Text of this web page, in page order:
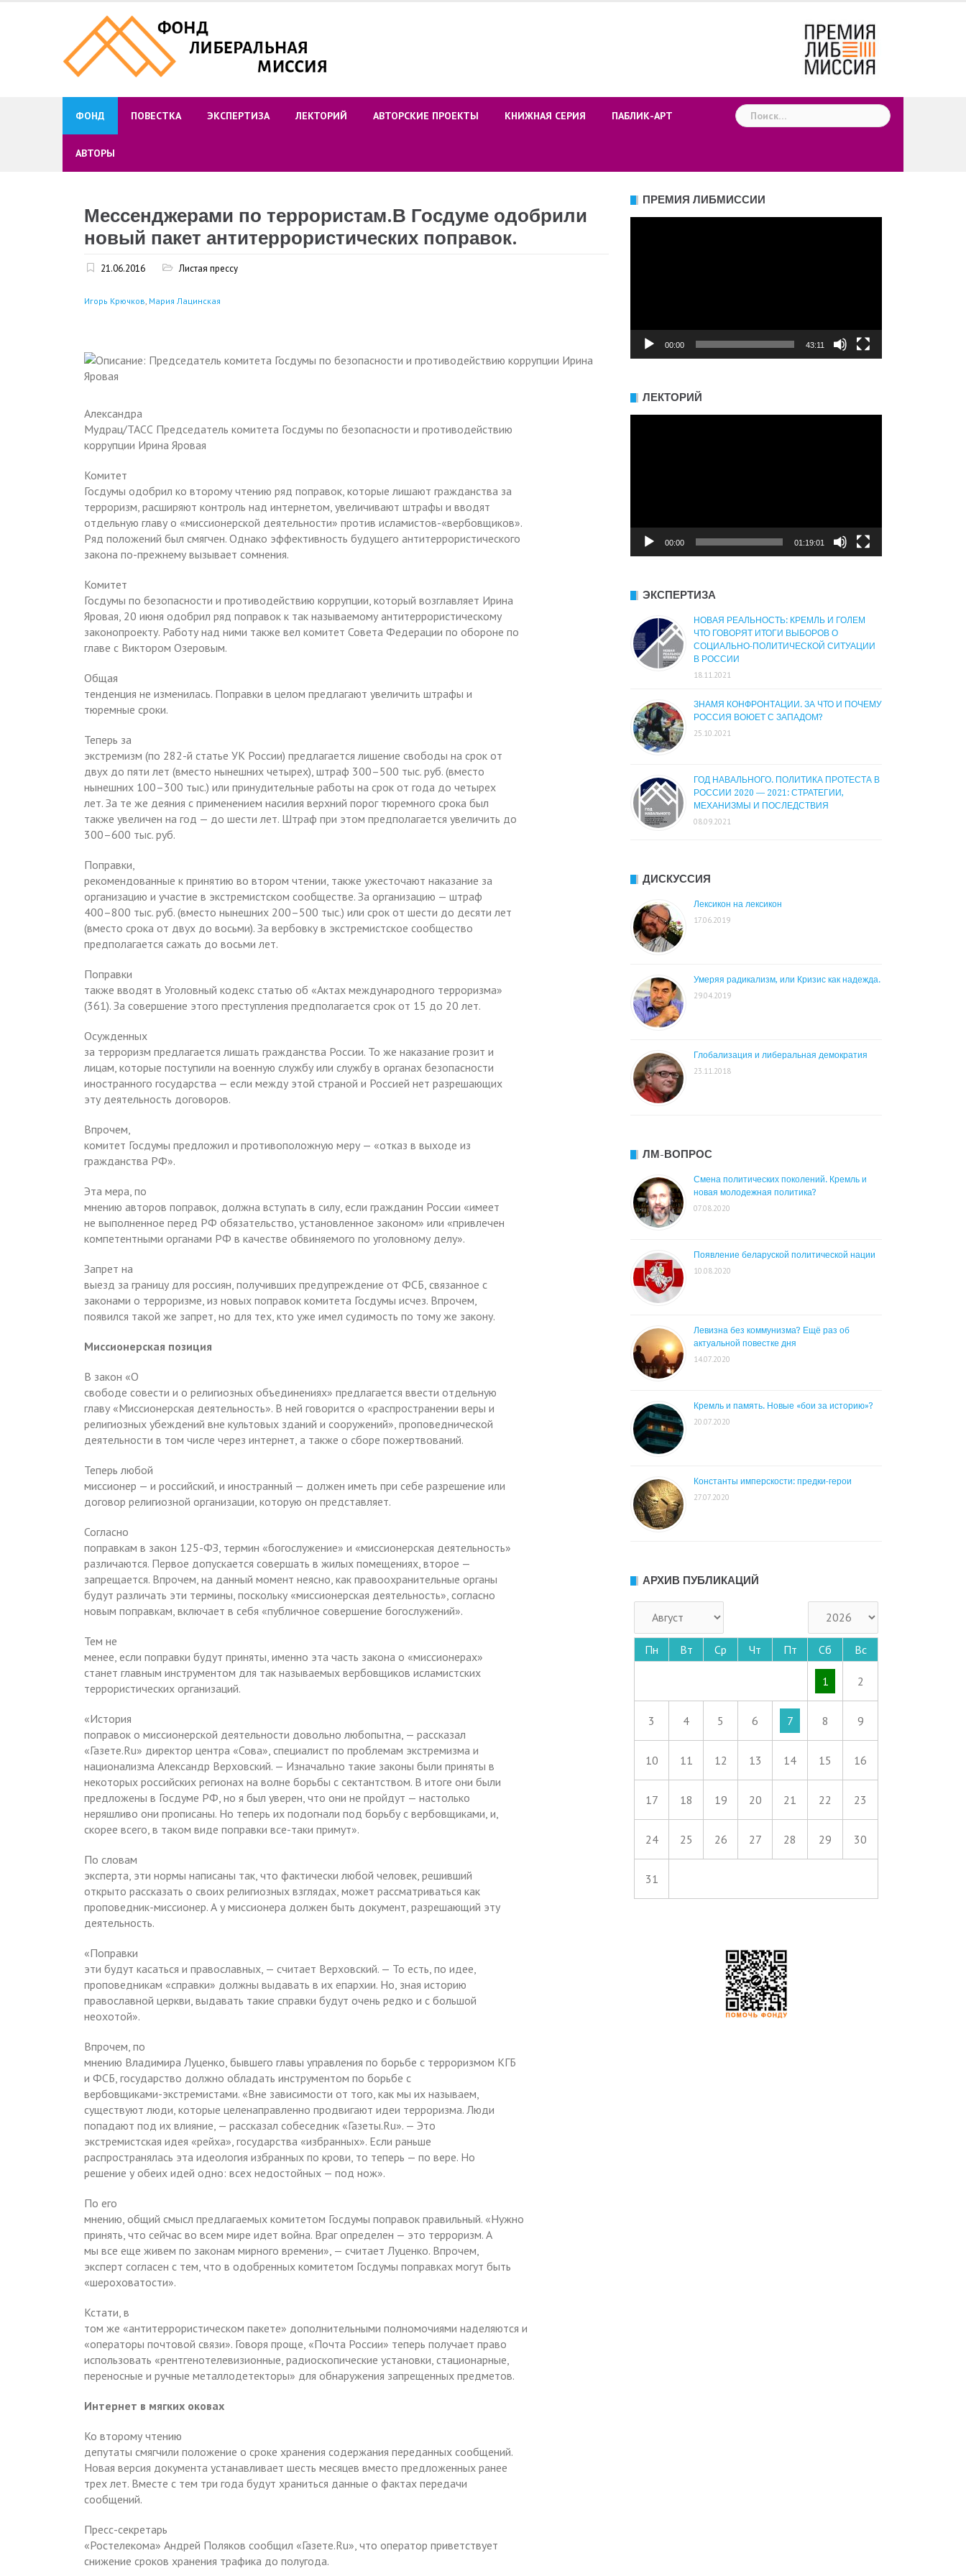
ФОНД ПОВЕСТКА ЭКСПЕРТИЗА ЛЕКТОРИЙ АВТОРСКИЕ ПРОЕКТЫ КНИЖНАЯ СЕРИЯ ПАБЛИК-АРТ
АВТОРЫ
Найти:
Мессенджерами по террористам.В Госдуме одобрили
новый пакет антитеррористических поправок.
21.06.2016 Листая прессу
Игорь Крючков, Мария Лацинская
Александра
Мудрац/ТАСС Председатель комитета Госдумы по безопасности и противодействию
коррупции Ирина Яровая
Комитет
Госдумы одобрил ко второму чтению ряд поправок, которые лишают гражданства за
терроризм, расширяют контроль над интернетом, увеличивают штрафы и вводят
отдельную главу о «миссионерской деятельности» против исламистов-«вербовщиков».
Ряд положений был смягчен. Однако эффективность будущего антитеррористического
закона по-прежнему вызывает сомнения.
Комитет
Госдумы по безопасности и противодействию коррупции, который возглавляет Ирина
Яровая, 20 июня одобрил ряд поправок к так называемому антитеррористическому
законопроекту. Работу над ними также вел комитет Совета Федерации по обороне по
главе с Виктором Озеровым.
Общая
тенденция не изменилась. Поправки в целом предлагают увеличить штрафы и
тюремные сроки.
Теперь за
экстремизм (по 282-й статье УК России) предлагается лишение свободы на срок от
двух до пяти лет (вместо нынешних четырех), штраф 300–500 тыс. руб. (вместо
нынешних 100–300 тыс.) или принудительные работы на срок от года до четырех
лет. За те же деяния с применением насилия верхний порог тюремного срока был
также увеличен на год — до шести лет. Штраф при этом предполагается увеличить до
300–600 тыс. руб.
Поправки,
рекомендованные к принятию во втором чтении, также ужесточают наказание за
организацию и участие в экстремистском сообществе. За организацию — штраф
400–800 тыс. руб. (вместо нынешних 200–500 тыс.) или срок от шести до десяти лет
(вместо срока от двух до восьми). За вербовку в экстремистское сообщество
предполагается сажать до восьми лет.
Поправки
также вводят в Уголовный кодекс статью об «Актах международного терроризма»
(361). За совершение этого преступления предполагается срок от 15 до 20 лет.
Осужденных
за терроризм предлагается лишать гражданства России. То же наказание грозит и
лицам, которые поступили на военную службу или службу в органах безопасности
иностранного государства — если между этой страной и Россией нет разрешающих
эту деятельность договоров.
Впрочем,
комитет Госдумы предложил и противоположную меру — «отказ в выходе из
гражданства РФ».
Эта мера, по
мнению авторов поправок, должна вступать в силу, если гражданин России «имеет
не выполненное перед РФ обязательство, установленное законом» или «привлечен
компетентными органами РФ в качестве обвиняемого по уголовному делу».
Запрет на
выезд за границу для россиян, получивших предупреждение от ФСБ, связанное с
законами о терроризме, из новых поправок комитета Госдумы исчез. Впрочем,
появился такой же запрет, но для тех, кто уже имел судимость по тому же закону.
Миссионерская позиция
В закон «О
свободе совести и о религиозных объединениях» предлагается ввести отдельную
главу «Миссионерская деятельность». В ней говорится о «распространении веры и
религиозных убеждений вне культовых зданий и сооружений», проповеднической
деятельности в том числе через интернет, а также о сборе пожертвований.
Теперь любой
миссионер — и российский, и иностранный — должен иметь при себе разрешение или
договор религиозной организации, которую он представляет.
Согласно
поправкам в закон 125-ФЗ, термин «богослужение» и «миссионерская деятельность»
различаются. Первое допускается совершать в жилых помещениях, второе —
запрещается. Впрочем, на данный момент неясно, как правоохранительные органы
будут различать эти термины, поскольку «миссионерская деятельность», согласно
новым поправкам, включает в себя «публичное совершение богослужений».
Тем не
менее, если поправки будут приняты, именно эта часть закона о «миссионерах»
станет главным инструментом для так называемых вербовщиков исламистских
террористических организаций.
«История
поправок о миссионерской деятельности довольно любопытна, — рассказал
«Газете.Ru» директор центра «Сова», специалист по проблемам экстремизма и
национализма Александр Верховский. — Изначально такие законы были приняты в
некоторых российских регионах на волне борьбы с сектантством. В итоге они были
предложены в Госдуме РФ, но я был уверен, что они не пройдут — настолько
неряшливо они прописаны. Но теперь их подогнали под борьбу с вербовщиками, и,
скорее всего, в таком виде поправки все-таки примут».
По словам
эксперта, эти нормы написаны так, что фактически любой человек, решивший
открыто рассказать о своих религиозных взглядах, может рассматриваться как
проповедник-миссионер. А у миссионера должен быть документ, разрешающий эту
деятельность.
«Поправки
эти будут касаться и православных, — считает Верховский. — То есть, по идее,
проповедникам «справки» должны выдавать в их епархии. Но, зная историю
православной церкви, выдавать такие справки будут очень редко и с большой
неохотой».
Впрочем, по
мнению Владимира Луценко, бывшего главы управления по борьбе с терроризмом КГБ
и ФСБ, государство должно обладать инструментом по борьбе с
вербовщиками-экстремистами. «Вне зависимости от того, как мы их называем,
существуют люди, которые целенаправленно продвигают идеи терроризма. Люди
попадают под их влияние, — рассказал собеседник «Газеты.Ru». — Это
экстремистская идея «рейха», государства «избранных». Если раньше
распространялась эта идеология избранных по крови, то теперь — по вере. Но
решение у обеих идей одно: всех недостойных — под нож».
По его
мнению, общий смысл предлагаемых комитетом Госдумы поправок правильный. «Нужно
принять, что сейчас во всем мире идет война. Враг определен — это терроризм. А
мы все еще живем по законам мирного времени», — считает Луценко. Впрочем,
эксперт согласен с тем, что в одобренных комитетом Госдумы поправках могут быть
«шероховатости».
Кстати, в
том же «антитеррористическом пакете» дополнительными полномочиями наделяются и
«операторы почтовой связи». Говоря проще, «Почта России» теперь получает право
использовать «рентгенотелевизионные, радиоскопические установки, стационарные,
переносные и ручные металлодетекторы» для обнаружения запрещенных предметов.
Интернет в мягких оковах
Ко второму чтению
депутаты смягчили положение о сроке хранения содержания переданных сообщений.
Новая версия документа устанавливает шесть месяцев вместо предложенных ранее
трех лет. Вместе с тем три года будут храниться данные о фактах передачи
сообщений.
Пресс-секретарь
«Ростелекома» Андрей Поляков сообщил «Газете.Ru», что оператор приветствует
снижение сроков хранения трафика до полугода.
ПРЕМИЯ ЛИБМИССИИ
00:00 43:11
ЛЕКТОРИЙ
00:00 01:19:01
ЭКСПЕРТИЗА
НОВАЯ РЕАЛЬНОСТЬ: КРЕМЛЬ И ГОЛЕМ
ЧТО ГОВОРЯТ ИТОГИ ВЫБОРОВ О
СОЦИАЛЬНО-ПОЛИТИЧЕСКОЙ СИТУАЦИИ
В РОССИИ
18.11.2021
ЗНАМЯ КОНФРОНТАЦИИ. ЗА ЧТО И ПОЧЕМУ
РОССИЯ ВОЮЕТ С ЗАПАДОМ?
25.10.2021
ГОД НАВАЛЬНОГО. ПОЛИТИКА ПРОТЕСТА В
РОССИИ 2020 — 2021: СТРАТЕГИИ,
МЕХАНИЗМЫ И ПОСЛЕДСТВИЯ
08.09.2021
ДИСКУССИЯ
Лексикон на лексикон
17.06.2019
Умеряя радикализм, или Кризис как надежда.
29.04.2019
Глобализация и либеральная демократия
23.11.2018
ЛМ-ВОПРОС
Смена политических поколений. Кремль и
новая молодежная политика?
07.08.2020
Появление беларуской политической нации
10.08.2020
Левизна без коммунизма? Ещё раз об
актуальной повестке дня
14.07.2020
Кремль и память. Новые «бои за историю»?
20.07.2020
Константы имперскости: предки-герои
27.07.2020
АРХИВ ПУБЛИКАЦИЙ
Пн Вт Ср Чт Пт Сб Вс
1 2
3 4 5 6 7 8 9
10 11 12 13 14 15 16
17 18 19 20 21 22 23
24 25 26 27 28 29 30
31